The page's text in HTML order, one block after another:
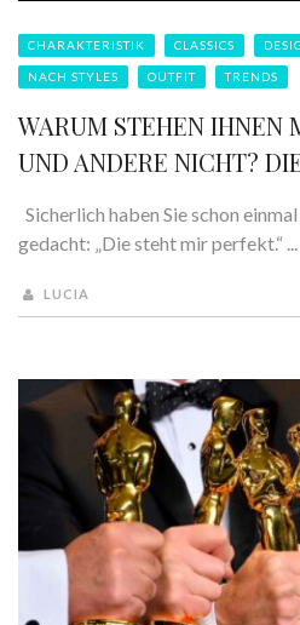
CHARAKTERISTIK CLASSICS
NACH STYLES OUTFIT TRENDS
WARUM STEHEN IHNEN
UND ANDERE NICHT?
Sicherlich haben Sie schon
gedacht: „Die steht mir perfekt.“ ...
LUCIA